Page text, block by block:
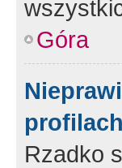
Góra
Rzadko